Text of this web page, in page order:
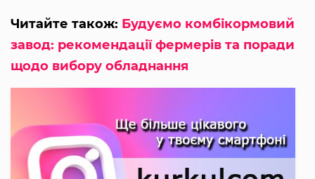
Читайте також: Будуємо комбікормовий
завод: рекомендації фермерів та поради
щодо вибору обладнання